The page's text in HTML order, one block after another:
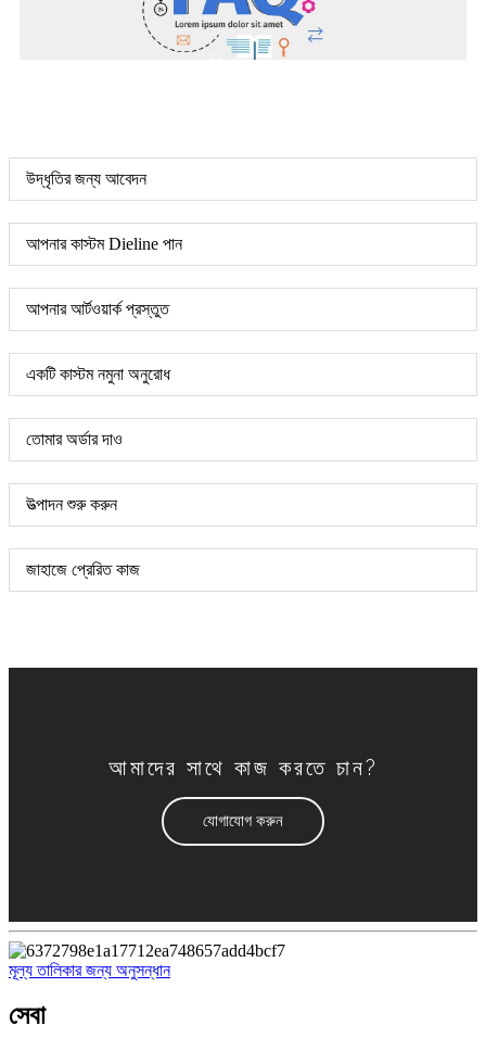
উদ্ধৃতির জন্য আবেদন
আপনার কাস্টম Dieline পান
আপনার আর্টওয়ার্ক প্রস্তুত
একটি কাস্টম নমুনা অনুরোধ
তোমার অর্ডার দাও
উত্পাদন শুরু করুন
জাহাজে প্রেরিত কাজ
আমাদের সাথে কাজ করতে চান?
যোগাযোগ করুন
মূল্য তালিকার জন্য অনুসন্ধান
সেবা